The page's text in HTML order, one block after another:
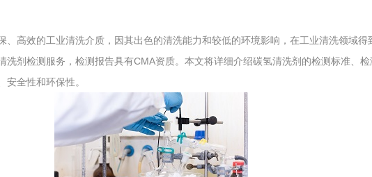
环保工程
VOCs废气治理
综合利用工程
、高效的工业清洗介质，因其出色的清洗能力和较低的环境影响，在工业清洗领域得
洗剂检测服务，检测报告具有CMA资质。本文将详细介绍碳氢清洗剂的检测标准、检
安全性和环保性。